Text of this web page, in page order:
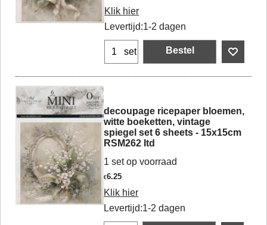
Klik hier
Levertijd:1-2 dagen
set Bestel
decoupage ricepaper bloemen,
witte boeketten, vintage
spiegel set 6 sheets - 15x15cm
RSM262 Itd
1 set op voorraad
€6.25
Klik hier
Levertijd:1-2 dagen